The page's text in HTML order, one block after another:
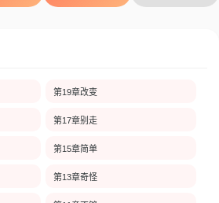
第19章改变
第17章别走
第15章简单
第13章奇怪